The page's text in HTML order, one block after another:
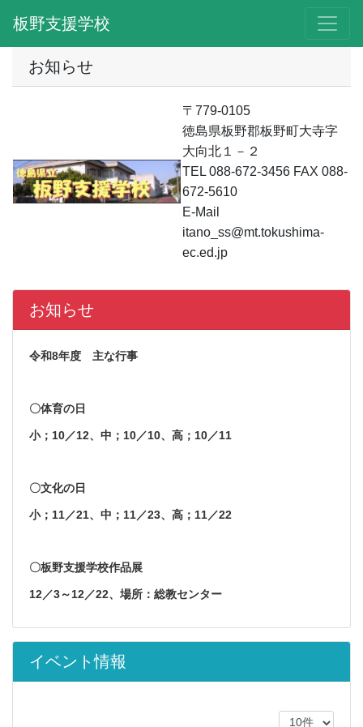
板野支援学校
お知らせ
〒779-0105
徳島県板野郡板野町大寺字
大向北１－２
TEL 088-672-3456 FAX 088-
672-5610
E-Mail
itano_ss@mt.tokushima-
ec.ed.jp
お知らせ
令和8年度 主な行事
〇体育の日
小；10／12、中；10／10、高；10／11
〇文化の日
小；11／21、中；11／23、高；11／22
〇板野支援学校作品展
12／3～12／22、場所： 総教センター
イベント情報